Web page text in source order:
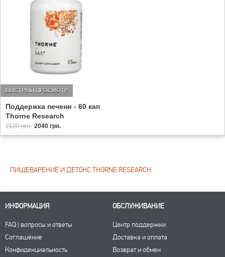
Поддержка печени - 60 кап
Thorne Research
БЫСТРЫЙ ПРОСМОТР
2120 грн. 2040 грн.
ПИЩЕВАРЕНИЕ И ДЕТОКС THORNE RESEARCH
ИНФОРМАЦИЯ
FAQ | вопросы и ответы
Соглашение
Конфиденциальность
ОБСЛУЖИВАНИЕ
Центр поддержки
Доставка и оплата
Возврат и обмен